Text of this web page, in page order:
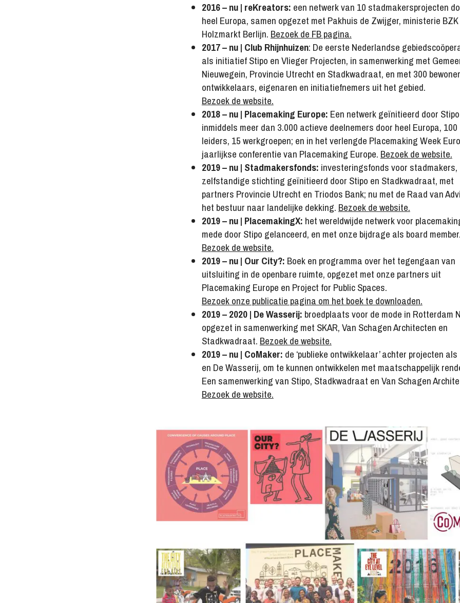
2016 – nu | reKreators: een netwerk van 10 stadmakersprojecten
heel Europa, samen opgezet met Pakhuis de Zwijger, ministerie
Holzmarkt Berlijn. Bezoek de FB pagina.
2017 – nu | Club Rhijnhuizen: De eerste Nederlandse
als initiatief Stipo en Vlieger Projecten, in samenwerking met
Nieuwegein, Provincie Utrecht en Stadkwadraat, en met 300
ontwikkelaars, eigenaren en initiatiefnemers uit het gebied.
Bezoek de website.
2018 – nu | Placemaking Europe: Een netwerk geïnitieerd door
inmiddels meer dan 3.000 actieve deelnemers door heel Europa, 100
leiders, 15 werkgroepen; en in het verlengde Placemaking Week
jaarlijkse conferentie van Placemaking Europe. Bezoek de website.
2019 – nu | Stadmakersfonds: investeringsfonds voor stadmakers,
zelfstandige stichting geïnitieerd door Stipo en Stadkwadraat, met
partners Provincie Utrecht en Triodos Bank; nu met de Raad van
het bestuur naar landelijke dekking. Bezoek de website.
2019 – nu | PlacemakingX: het wereldwijde netwerk voor
mede door Stipo gelanceerd, en met onze bijdrage als board
Bezoek de website.
2019 – nu | Our City?: Boek en programma over het tegengaan van
uitsluiting in de openbare ruimte, opgezet met onze partners uit
Placemaking Europe en Project for Public Spaces.
Bezoek onze publicatie pagina om het boek te downloaden.
2019 – 2020 | De Wasserij: broedplaats voor de mode in Rotterdam
opgezet in samenwerking met SKAR, Van Schagen Architecten en
Stadkwadraat. Bezoek de website.
2019 – nu | CoMaker: de ‘publieke ontwikkelaar’ achter projecten als
en De Wasserij, om te kunnen ontwikkelen met maatschappelijk
Een samenwerking van Stipo, Stadkwadraat en Van Schagen
Bezoek de website.